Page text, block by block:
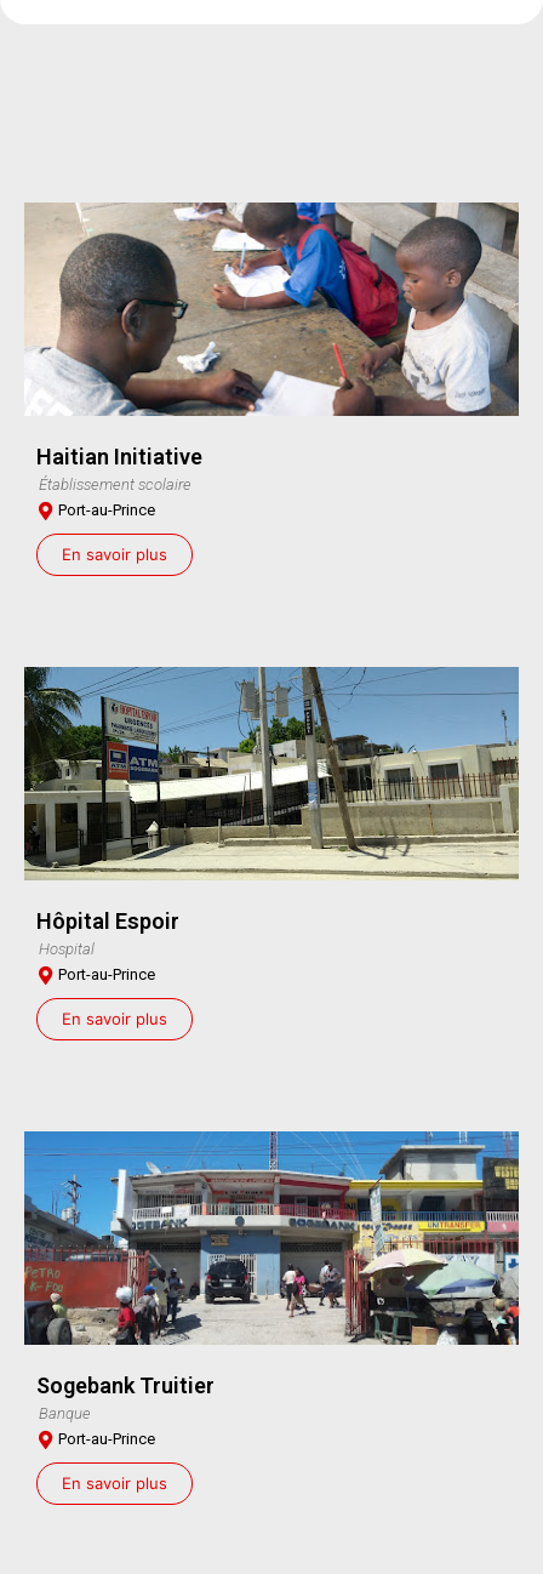
Haitian Initiative
Établissement scolaire
Port-au-Prince
En savoir plus
Hôpital Espoir
Hospital
Port-au-Prince
En savoir plus
Sogebank Truitier
Banque
Port-au-Prince
En savoir plus